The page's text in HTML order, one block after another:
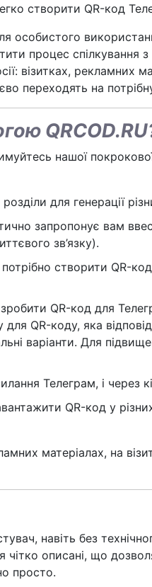
створити QR-код
особистого
процес спілкування
візитках, рекламних
переходять на
нашої
для генерації
запропонує вам
зв’язку).
створити QR-
QR-код для
для QR-коду, яка
варіанти. Для
Телеграм, і через
QR-код у
матеріалах, на
навіть без
чітко описані, що
просто.